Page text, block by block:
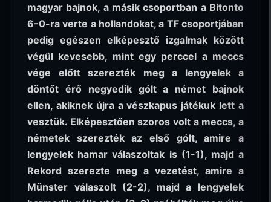
magyar bajnok, a másik csoportban a Bitonto
6-0-ra verte a hollandokat, a TF csoportjában
pedig egészen elképesztő izgalmak között
végül kevesebb, mint egy perccel a meccs
vége előtt szerezték meg a lengyelek a
döntőt érő negyedik gólt a német bajnok
ellen, akiknek újra a vészkapus játékuk lett a
vesztük. Elképesztően szoros volt a meccs, a
németek szerezték az első gólt, amire a
lengyelek hamar válaszoltak is (1-1), majd a
Rekord szerezte meg a vezetést, amire a
Münster válaszolt (2-2), majd a lengyelek